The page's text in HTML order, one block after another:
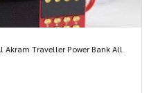
Akram Traveller Power Bank All